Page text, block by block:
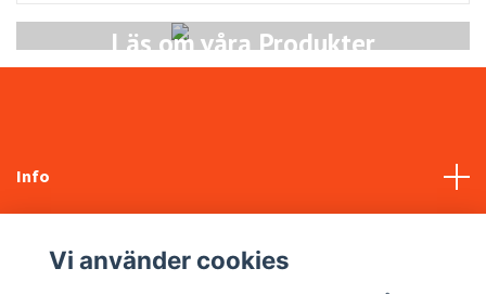
Läs om våra Produkter
Info
Vi använder cookies